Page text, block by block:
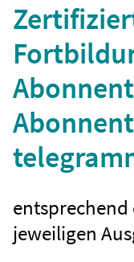
jeweiligen